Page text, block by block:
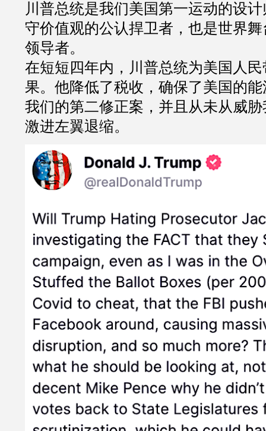
川普总统是我们美国第一运动的设
守价值观的公认捍卫者，也是世界
领导者。
在短短四年内，川普总统为美国人
果。他降低了税收，确保了美国的
我们的第二修正案，并且从未从威
激进左翼退缩。